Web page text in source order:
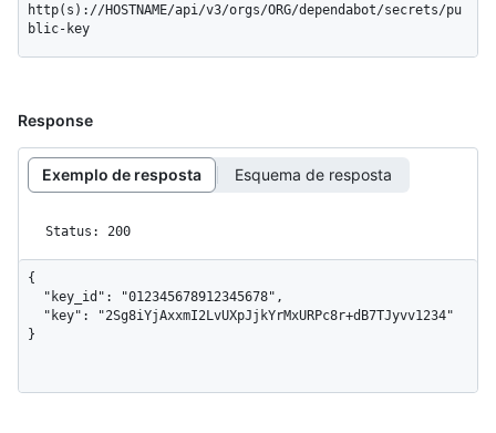
http(s)://HOSTNAME/api/v3/orgs/ORG/dependabot/secrets/pu
blic-key
Response
Exemplo de resposta Esquema de resposta
Status: 200
{
}